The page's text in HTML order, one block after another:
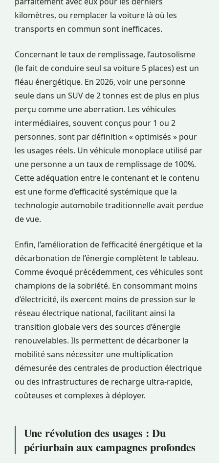
kilomètres, ou remplacer la voiture là où les
transports en commun sont inefficaces.
Concernant le taux de remplissage, l’autosolisme
(le fait de conduire seul sa voiture 5 places) est un
fléau énergétique. En 2026, voir une personne
seule dans un SUV de 2 tonnes est de plus en plus
perçu comme une aberration. Les véhicules
intermédiaires, souvent conçus pour 1 ou 2
personnes, sont par définition « optimisés » pour
les usages réels. Un véhicule monoplace utilisé par
une personne a un taux de remplissage de 100%.
Cette adéquation entre le contenant et le contenu
est une forme d’efficacité systémique que la
technologie automobile traditionnelle avait perdue
de vue.
Enfin, l’amélioration de l’efficacité énergétique et la
décarbonation de l’énergie complètent le tableau.
Comme évoqué précédemment, ces véhicules sont
champions de la sobriété. En consommant moins
d’électricité, ils exercent moins de pression sur le
réseau électrique national, facilitant ainsi la
transition globale vers des sources d’énergie
renouvelables. Ils permettent de décarboner la
mobilité sans nécessiter une multiplication
démesurée des centrales de production électrique
ou des infrastructures de recharge ultra-rapide,
coûteuses et complexes à déployer.
Une révolution des usages : Du
périurbain aux campagnes profondes